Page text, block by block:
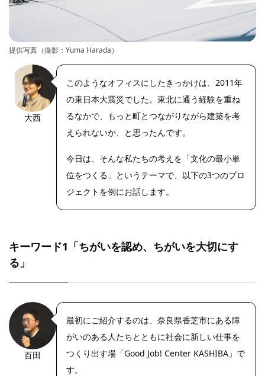
提供写真（撮影：Yuma Harada）
大西
このようなオフィスにしたきっかけは、2011年
の東日本大震災でした。東北に通う経験を重ね
るなかで、もっと町とつながりながら建築を考
えられないか、と思ったんです。
今日は、そんな私たちの考えを「文化の最小単
位をつくる」というテーマで、以下の3つのプロ
ジェクトを例にお話します。
キーワード1「ちがいを認め、ちがいを大切にす
る」
百田
最初にご紹介するのは、奈良県香芝市にある障
がいのある人たちとともに社会に新しい仕事を
つくり出す場「Good Job! Center KASHIBA」で
す。